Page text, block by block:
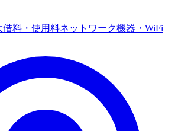
借料・使用料ネットワーク機器・WiFi